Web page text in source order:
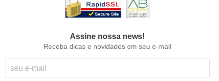
Assine nossa news!
Receba dicas e novidades em seu e-mail